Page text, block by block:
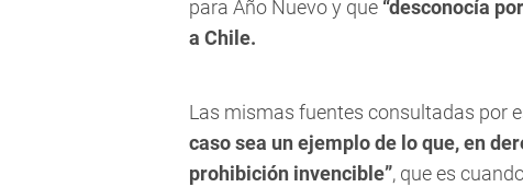
para Año Nuevo y que “desconocía
a Chile.
Las mismas fuentes consultadas por
caso sea un ejemplo de lo que, en
prohibición invencible”, que es